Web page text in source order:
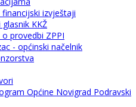
financijski izvještaji
glasnik KKŽ
o provedbi ZPPI
- općinski načelnik
Općine Novigrad Podravski